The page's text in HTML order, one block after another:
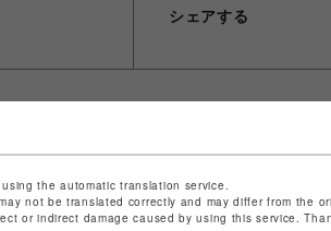
シェアする
UP SHOP
the automatic translation service.
not be translated correctly and may differ from the
or indirect damage caused by using this service.